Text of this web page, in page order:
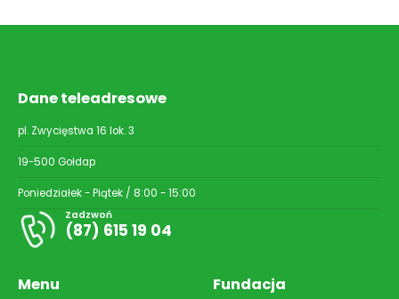
Dane teleadresowe
pl. Zwycięstwa 16 lok. 3
19-500 Gołdap
Poniedziałek - Piątek / 8:00 - 15:00
Zadzwoń
(87) 615 19 04
Menu Fundacja